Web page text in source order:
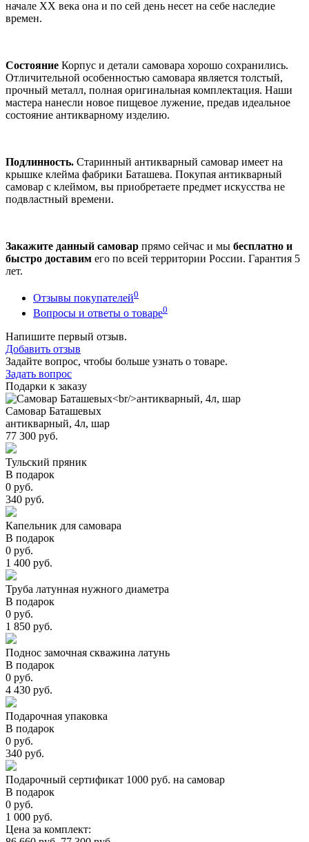
начале ХХ века она и по сей день несет на себе наследие
времен.
Состояние Корпус и детали самовара хорошо сохранились.
Отличительной особенностью самовара является толстый,
прочный металл, полная оригинальная комплектация. Наши
мастера нанесли новое пищевое лужение, предав идеальное
состояние антикварному изделию.
Подлинность. Старинный антикварный самовар имеет на
крышке клейма фабрики Баташева. Покупая антикварный
самовар с клеймом, вы приобретаете предмет искусства не
подвластный времени.
Закажите данный самовар прямо сейчас и мы бесплатно и
быстро доставим его по всей территории России. Гарантия 5
лет.
Отзывы покупателей0
Вопросы и ответы о товаре0
Напишите первый отзыв.
Добавить отзыв
Задайте вопрос, чтобы больше узнать о товаре.
Задать вопрос
Подарки к заказу
Самовар Баташевых
антикварный, 4л, шар
77 300 руб.
Тульский пряник
В подарок
0 руб.
340 руб.
Капельник для самовара
В подарок
0 руб.
1 400 руб.
Труба латунная нужного диаметра
В подарок
0 руб.
1 850 руб.
Поднос замочная скважина латунь
В подарок
0 руб.
4 430 руб.
Подарочная упаковка
В подарок
0 руб.
340 руб.
Подарочный сертификат 1000 руб. на самовар
В подарок
0 руб.
1 000 руб.
Цена за комплект: